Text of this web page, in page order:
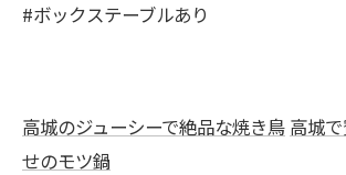
#ボックステーブルあり
高城のジューシーで絶品な焼き鳥 高城
せのモツ鍋